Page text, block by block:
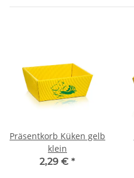
Präsentkorb Küken gelb
klein
2,29 € *